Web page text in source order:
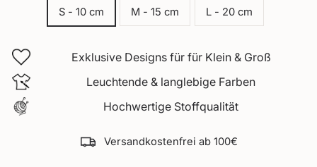
S - 10 cm M - 15 cm L - 20 cm
Exklusive Designs für für Klein & Groß
Leuchtende & langlebige Farben
Hochwertige Stoffqualität
Versandkostenfrei ab 100€